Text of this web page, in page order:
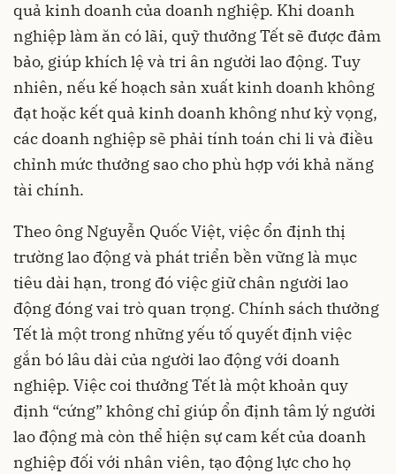
quả kinh doanh của doanh nghiệp. Khi doanh
nghiệp làm ăn có lãi, quỹ thưởng Tết sẽ được đảm
bảo, giúp khích lệ và tri ân người lao động. Tuy
nhiên, nếu kế hoạch sản xuất kinh doanh không
đạt hoặc kết quả kinh doanh không như kỳ vọng,
các doanh nghiệp sẽ phải tính toán chi li và điều
chỉnh mức thưởng sao cho phù hợp với khả năng
tài chính.
Theo ông Nguyễn Quốc Việt, việc ổn định thị
trường lao động và phát triển bền vững là mục
tiêu dài hạn, trong đó việc giữ chân người lao
động đóng vai trò quan trọng. Chính sách thưởng
Tết là một trong những yếu tố quyết định việc
gắn bó lâu dài của người lao động với doanh
nghiệp. Việc coi thưởng Tết là một khoản quy
định “cứng” không chỉ giúp ổn định tâm lý người
lao động mà còn thể hiện sự cam kết của doanh
nghiệp đối với nhân viên, tạo động lực cho họ